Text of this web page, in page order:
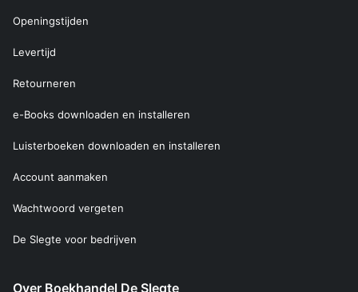
Openingstijden
Levertijd
Retourneren
e-Books downloaden en installeren
Luisterboeken downloaden en installeren
Account aanmaken
Wachtwoord vergeten
De Slegte voor bedrijven
Over Boekhandel De Slegte